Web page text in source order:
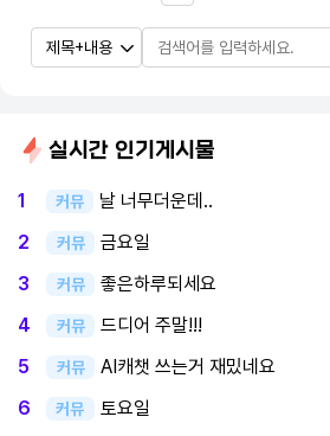
실시간 인기게시물
1 커뮤 날 너무더운데..
2 커뮤 금요일
3 커뮤 좋은하루되세요
4 커뮤 드디어 주말!!!
5 커뮤 AI캐챗 쓰는거 재밌네요
6 커뮤 토요일